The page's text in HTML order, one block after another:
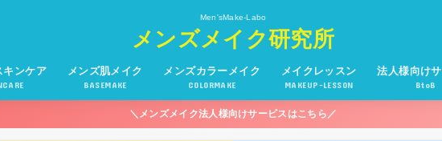
Men'sMake-Labo
メンズメイク研究所
キンケア メンズ肌メイク
BASEMAKE
メンズカラーメイク
COLORMAKE
メイクレッスン
MAKEUP-LESSON
法人様向け
BtoB
＼メンズメイク法人様向けサービスはこちら／